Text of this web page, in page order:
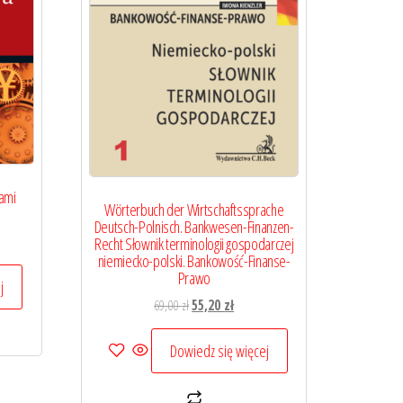
Wörterbuch der Wirtschaftssprache
Deutsch-Polnisch. Bankwesen-Finanzen-
Recht Słownik terminologii gospodarczej
niemiecko-polski. Bankowość-Finanse-
Prawo
69,00złPierwotna
cena
wynosiła:
69,00 zł.
55,20 złAktualna
cena
wynosi:
55,20 zł.
Dowiedz się więcej